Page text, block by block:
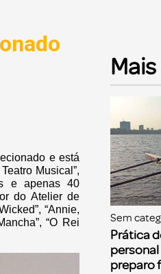
e está
Musical”,
e apenas 40
do Atelier de
“Annie,
“O Rei
Sem
Prática
preparo